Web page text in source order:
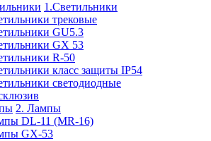
1.Светильники
трековые
GU5.3
GX 53
R-50
класс защиты IP54
светодиодные
2. Лампы
DL-11 (MR-16)
GX-53